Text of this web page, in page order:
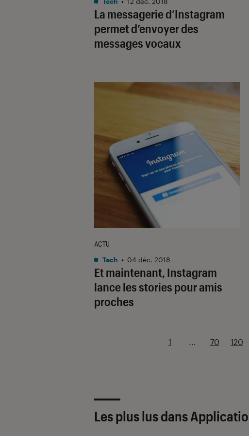
La messagerie d’Instagram
permet d’envoyer des
messages vocaux
Et maintenant, Instagram
lance les stories pour amis
proches
ACTU
Tech • 04 déc. 2018
1 ... 70 120
Les plus lus dans